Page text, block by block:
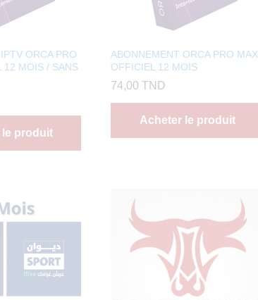
ORCA PRO
12 MOIS / SANS
le produit
ABONNEMENT ORCA PRO MAX
OFFICIEL 12 MOIS
74,00TND
Acheter le produit